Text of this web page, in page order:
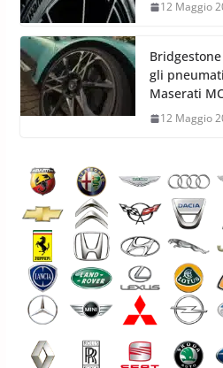
12 Maggio
gli
Maserati
12 Maggio